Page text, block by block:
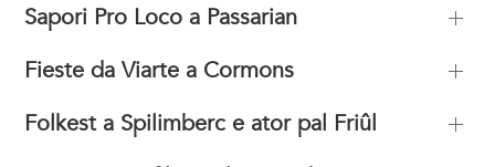
Sapori Pro Loco a Passarian
Fieste da Viarte a Cormons
Folkest a Spilimberc e ator pal Friûl